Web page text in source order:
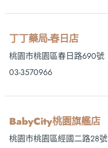
丁丁藥局-春日店
桃園市桃園區春日路690號
03-3570966
BabyCity桃園旗艦店
桃園市桃園區經國二路28號